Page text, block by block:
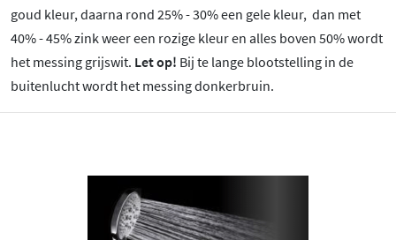
goud kleur, daarna rond 25% - 30% een gele kleur, dan met
40% - 45% zink weer een rozige kleur en alles boven 50% wordt
het messing grijswit. Let op! Bij te lange blootstelling in de
buitenlucht wordt het messing donkerbruin.